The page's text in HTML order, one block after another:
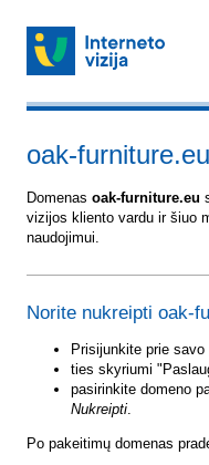
oak-furniture.eu
Domenas oak-furniture.eu
vizijos kliento vardu ir šiuo
naudojimui.
Norite nukreipti oak-
Prisijunkite prie savo
ties skyriumi
pasirinkite domeno
Nukreipti.
Po pakeitimų domenas